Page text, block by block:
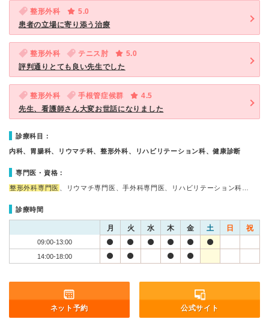
整形外科
5.0
患者の立場に寄り添う治療
整形外科 テニス肘
5.0
評判通りとても良い先生でした
整形外科 手根管症候群
4.5
先生、看護師さん大変お世話になりました
診療科目：
内科、胃腸科、リウマチ科、整形外科、リハビリテーション科、健康診断
専門医・資格：
整形外科専門医 、リウマチ専門医、手外科専門医、リハビリテーション科…
診療時間
月 火 水 木 金 土 日 祝
09:00-13:00
14:00-18:00
ネット予約 公式サイト